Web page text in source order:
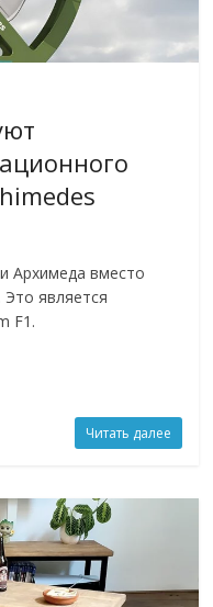
Архимеда вместо
Это является
F1.
Читать далее